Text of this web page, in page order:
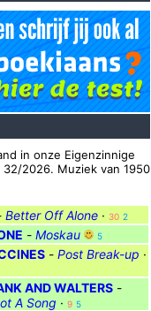
in onze Eigenzinnige
2026. Muziek van 1950
Better Off Alone · 30 2
- Moskau 5
- Post Break-up ·
AND WALTERS -
A Song · 9 5